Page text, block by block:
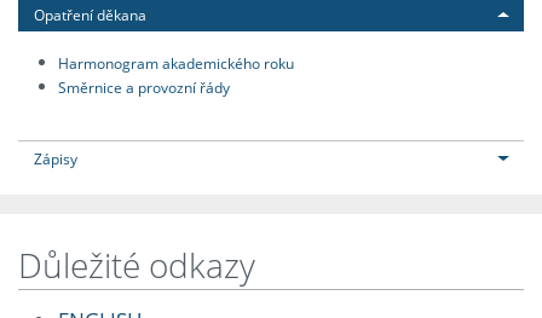
Opatření děkana
Harmonogram akademického roku
Směrnice a provozní řády
Zápisy
Důležité odkazy